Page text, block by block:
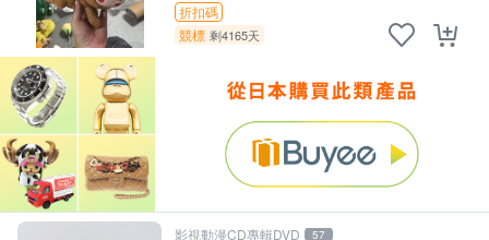
折扣碼
競標 剩4165天
影視動漫CD專輯DVD 57